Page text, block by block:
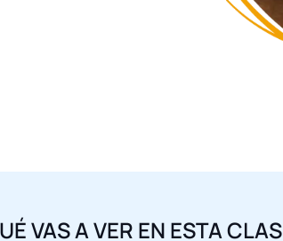
VAS A VER EN ESTA